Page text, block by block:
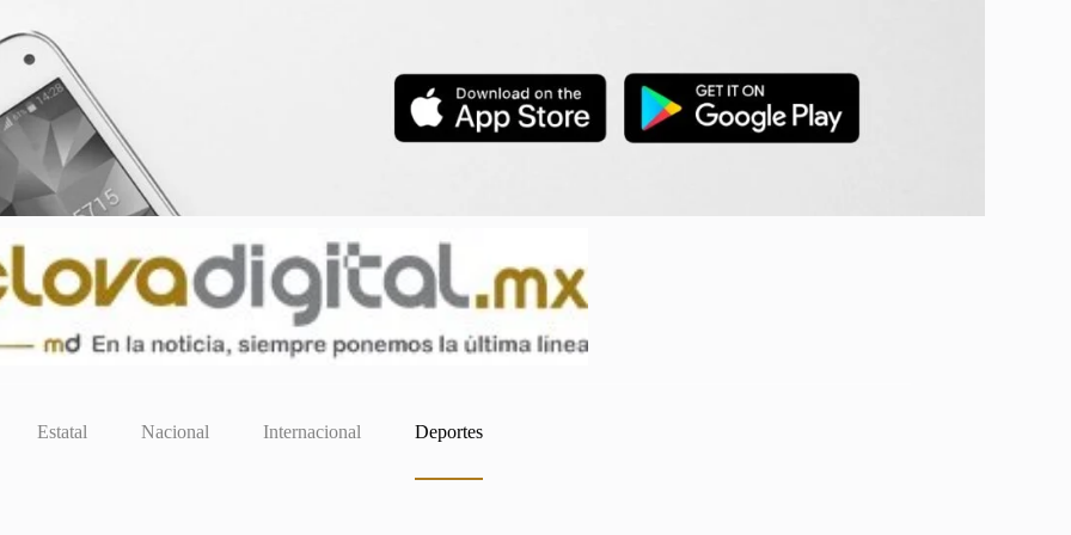
Estatal Nacional Internacional Deportes